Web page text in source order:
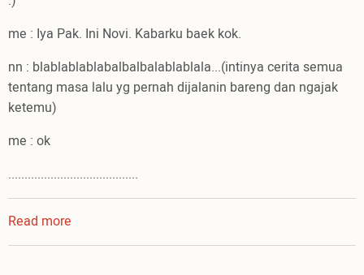
me : Iya Pak. Ini Novi. Kabarku baek kok.
nn : blablablablabalbalbalablablala...(intinya cerita semua
tentang masa lalu yg pernah dijalanin bareng dan ngajak
ketemu)
me : ok
........................................
Read more
99%